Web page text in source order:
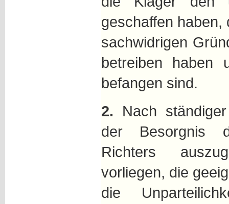
geschaffen
sachwidrigen
betreiben haben
befangen sind.
2. Nach
der Besorgnis
Richters
vorliegen, die
die